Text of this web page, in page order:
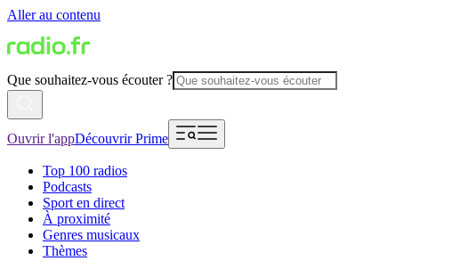
Aller au contenu
Que souhaitez-vous écouter ?
Ouvrir l'appDécouvrir Prime
Top 100 radios
Podcasts
Sport en direct
À proximité
Genres musicaux
Thèmes